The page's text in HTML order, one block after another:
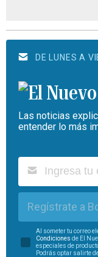
DE LUNES A
Las noticias
entender lo más
Regístrate a
Al someter tu correo
Condiciones de El
especiales de
Podrás optar salirte